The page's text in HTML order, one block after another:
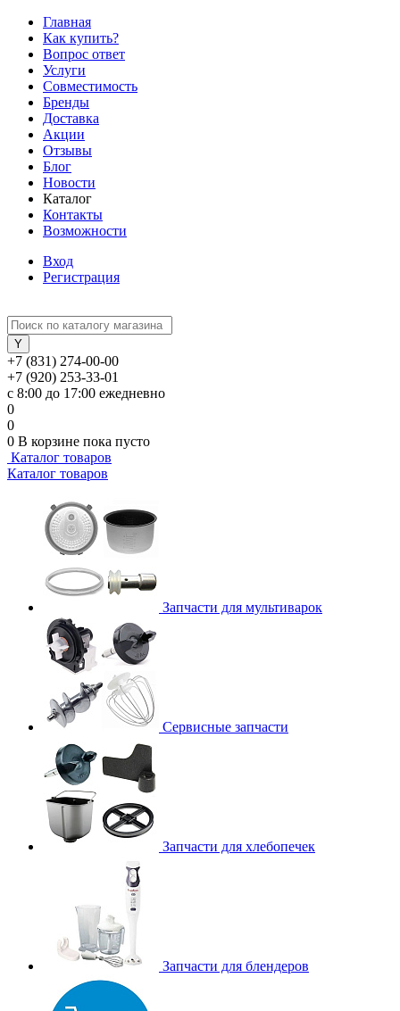
Главная
Как купить?
Вопрос ответ
Услуги
Совместимость
Бренды
Доставка
Акции
Отзывы
Блог
Новости
Каталог
Контакты
Возможности
Вход
Регистрация
+7 (831) 274-00-00
+7 (920) 253-33-01
с 8:00 до 17:00 ежедневно
0
0
0 В корзине пока пусто
Каталог товаров
Каталог товаров
Запчасти для мультиварок
Сервисные запчасти
Запчасти для хлебопечек
Запчасти для блендеров